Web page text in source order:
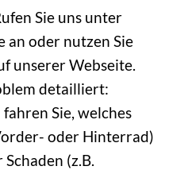
Sie uns unter
an oder nutzen Sie
unserer Webseite.
detailliert:
Sie, welches
oder Hinterrad)
(z.B.